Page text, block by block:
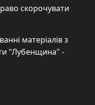
скорочувати
матеріалів з
"Лубенщина" -